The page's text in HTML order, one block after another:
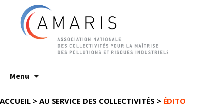
Menu
au
ACCUEIL > AU SERVICE DES COLLECTIVITÉS > ÉDITO